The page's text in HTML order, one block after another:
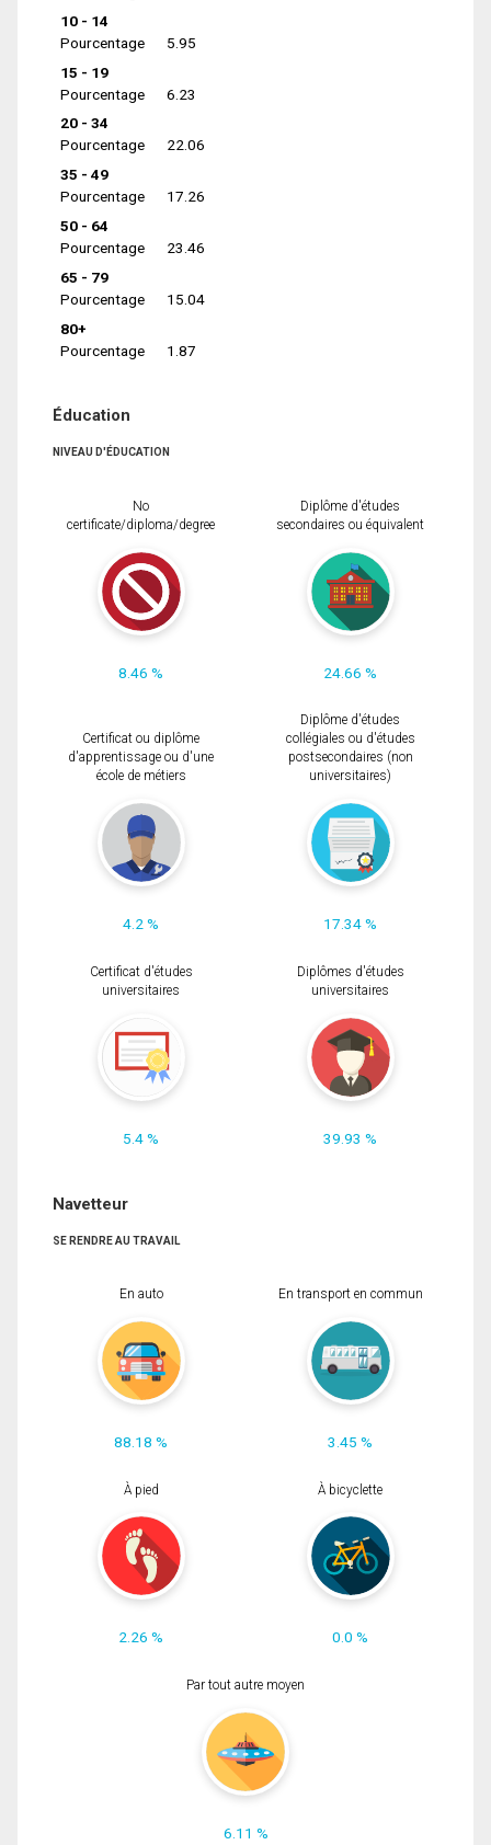
10 - 14
Pourcentage
5.95
15 - 19
Pourcentage
6.23
20 - 34
Pourcentage
22.06
35 - 49
Pourcentage
17.26
50 - 64
Pourcentage
23.46
65 - 79
Pourcentage
15.04
80+
Pourcentage
1.87
Éducation
NIVEAU D'ÉDUCATION
No
certificate/diploma/degree
8.46 %
Diplôme d'études
secondaires ou équivalent
24.66 %
Certificat ou diplôme
d'apprentissage ou d'une
école de métiers
4.2 %
Diplôme d'études
collégiales ou d'études
postsecondaires (non
universitaires)
17.34 %
Certificat d'études
universitaires
5.4 %
Diplômes d'études
universitaires
39.93 %
Navetteur
SE RENDRE AU TRAVAIL
En auto
88.18 %
En transport en commun
3.45 %
À pied
2.26 %
À bicyclette
0.0 %
Par tout autre moyen
6.11 %